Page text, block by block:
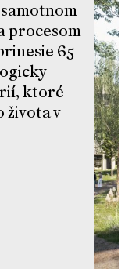
samotnom
procesom
65
ktoré
života v